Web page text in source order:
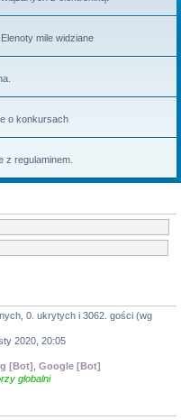
mile widziane
o konkursach
z regulaminem.
0. ukrytych i 3062. gości (wg
2020, 20:05
[Bot] Google [Bot]
globalni